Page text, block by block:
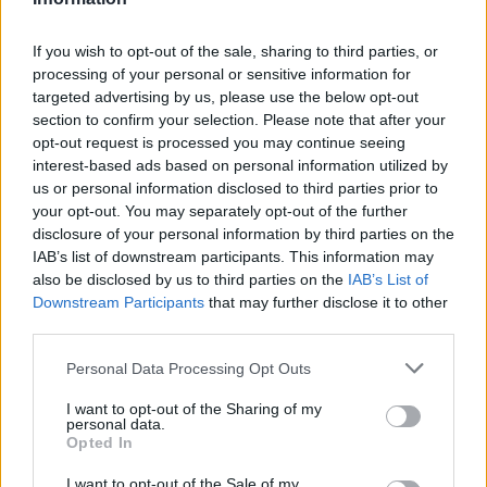
If you wish to opt-out of the sale, sharing to third parties, or
processing of your personal or sensitive information for
targeted advertising by us, please use the below opt-out
section to confirm your selection. Please note that after your
opt-out request is processed you may continue seeing
interest-based ads based on personal information utilized by
us or personal information disclosed to third parties prior to
your opt-out. You may separately opt-out of the further
disclosure of your personal information by third parties on the
IAB’s list of downstream participants. This information may
also be disclosed by us to third parties on the IAB’s List of
Downstream Participants that may further disclose it to other
Personal Data Processing Opt Outs
I want to opt-out of the Sharing of my
personal data.
Opted In
Correta
A baixa velocidade a Wolf não vibra demasiado, mas
nota-se que estamos perante um monocilíndrico.
Sobe bem de rotação e não é uma moto preguiçosa,
construção apresenta um estilo ´sport´, e apesar de
apresentar uma imagem desportiva, é uma moto para